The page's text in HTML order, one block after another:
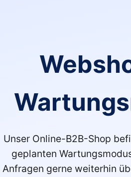
Unser Online-B2B-Shop
geplanten
Anfragen gerne weiterhin